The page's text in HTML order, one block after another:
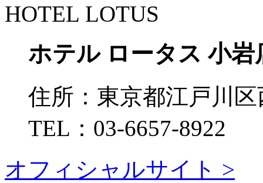
HOTEL LOTUS
ホテル ロータス 小岩
住所： 東京都江戸川区
TEL： 03-6657-8922
オフィシャルサイト >